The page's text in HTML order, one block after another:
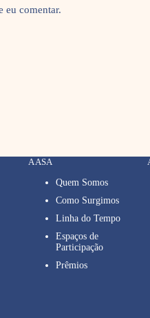
eu comentar.
A ASA
Quem Somos
Como Surgimos
Linha do Tempo
Espaços de
Participação
Prêmios